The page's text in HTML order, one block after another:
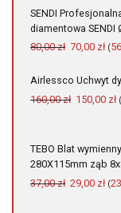
160,00 zł.
SENDI
diamentowa SENDI
80,00zł Pierwotna
wynosiła:
70,00 zł (
Airlessco Uchwyt
160,00zł
160,00 zł.
150,00 zł (
TEBO Blat
280X115mm ząb
37,00zł Pierwotna
29,00 zł (